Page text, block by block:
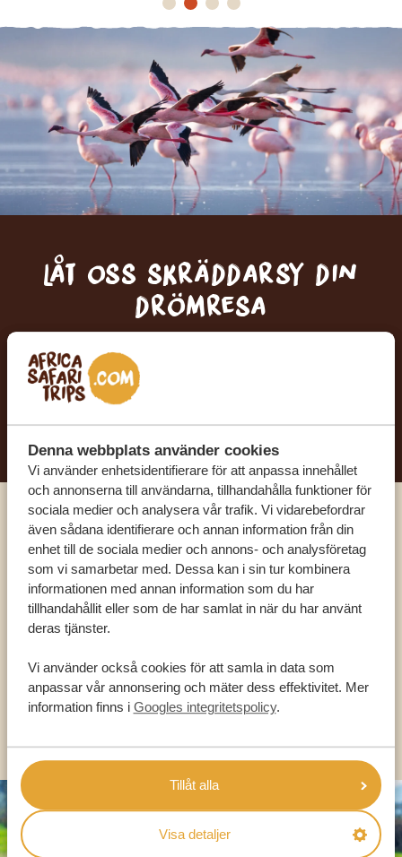
Denna webbplats använder cookies
Vi använder enhetsidentifierare för att anpassa innehållet
och annonserna till användarna, tillhandahålla funktioner för
sociala medier och analysera vår trafik. Vi vidarebefordrar
även sådana identifierare och annan information från din
enhet till de sociala medier och annons- och analysföretag
som vi samarbetar med. Dessa kan i sin tur kombinera
informationen med annan information som du har
tillhandahållit eller som de har samlat in när du har använt
deras tjänster.
Vi använder också cookies för att samla in data som
anpassar vår annonsering och mäter dess effektivitet. Mer
information finns i Googles integritetspolicy.
Tillåt alla
Visa detaljer
Låt oss skräddarsy din
drömresa
FÅ ETT KOSTNADSFRITT RESEFÖRSLAG
Ring en av våra experter
VÅRA SPECIALISTER FINNS HÄR FÖR ATT
HJÄLPA DIG
SV:+31 174 788 101